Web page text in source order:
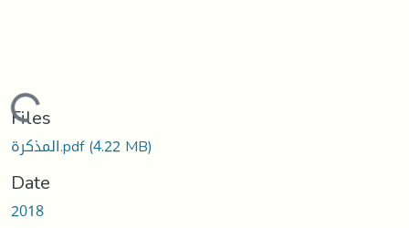
Loading...
Files
المذكرة.pdf(4.22 MB)
Date
2018